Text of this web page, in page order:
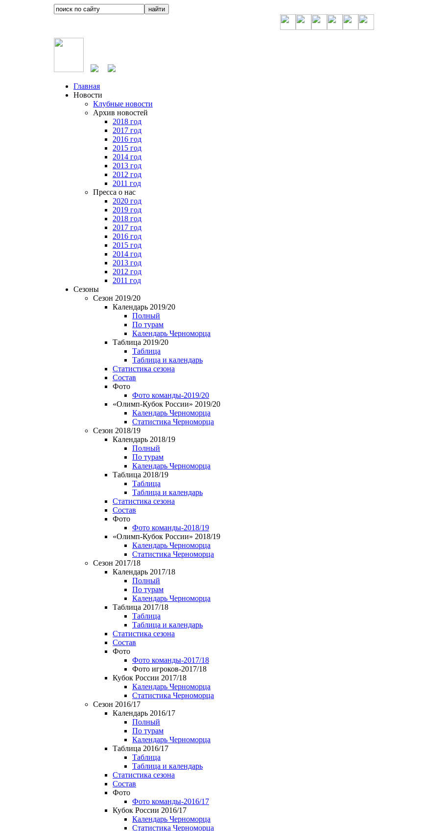
Главная
Новости
Клубные новости
Архив новостей
2018 год
2017 год
2016 год
2015 год
2014 год
2013 год
2012 год
2011 год
Пресса о нас
2020 год
2019 год
2018 год
2017 год
2016 год
2015 год
2014 год
2013 год
2012 год
2011 год
Сезоны
Сезон 2019/20
Календарь 2019/20
Полный
По турам
Календарь Черноморца
Таблица 2019/20
Таблица
Таблица и календарь
Статистика сезона
Состав
Фото
Фото команды-2019/20
«Олимп-Кубок России» 2019/20
Календарь Черноморца
Статистика Черноморца
Сезон 2018/19
Календарь 2018/19
Полный
По турам
Календарь Черноморца
Таблица 2018/19
Таблица
Таблица и календарь
Статистика сезона
Состав
Фото
Фото команды-2018/19
«Олимп-Кубок России» 2018/19
Календарь Черноморца
Статистика Черноморца
Сезон 2017/18
Календарь 2017/18
Полный
По турам
Календарь Черноморца
Таблица 2017/18
Таблица
Таблица и календарь
Статистика сезона
Состав
Фото
Фото команды-2017/18
Фото игроков-2017/18
Кубок России 2017/18
Календарь Черноморца
Статистика Черноморца
Сезон 2016/17
Календарь 2016/17
Полный
По турам
Календарь Черноморца
Таблица 2016/17
Таблица
Таблица и календарь
Статистика сезона
Состав
Фото
Фото команды-2016/17
Кубок России 2016/17
Календарь Черноморца
Статистика Черноморца